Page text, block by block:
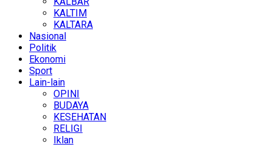
KALTIM
KALTARA
Nasional
Politik
Ekonomi
Sport
Lain-lain
OPINI
BUDAYA
KESEHATAN
RELIGI
Iklan